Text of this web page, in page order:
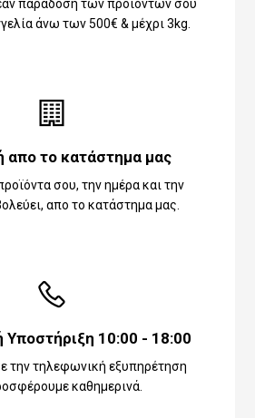
παράδοση των προϊόντων σου
άνω των 500€ & μέχρι 3kg.
απο το κατάστημα μας
σου, την ημέρα και την
απο το κατάστημα μας.
10:00 - 18:00
την τηλεφωνική εξυπηρέτηση
καθημερινά.